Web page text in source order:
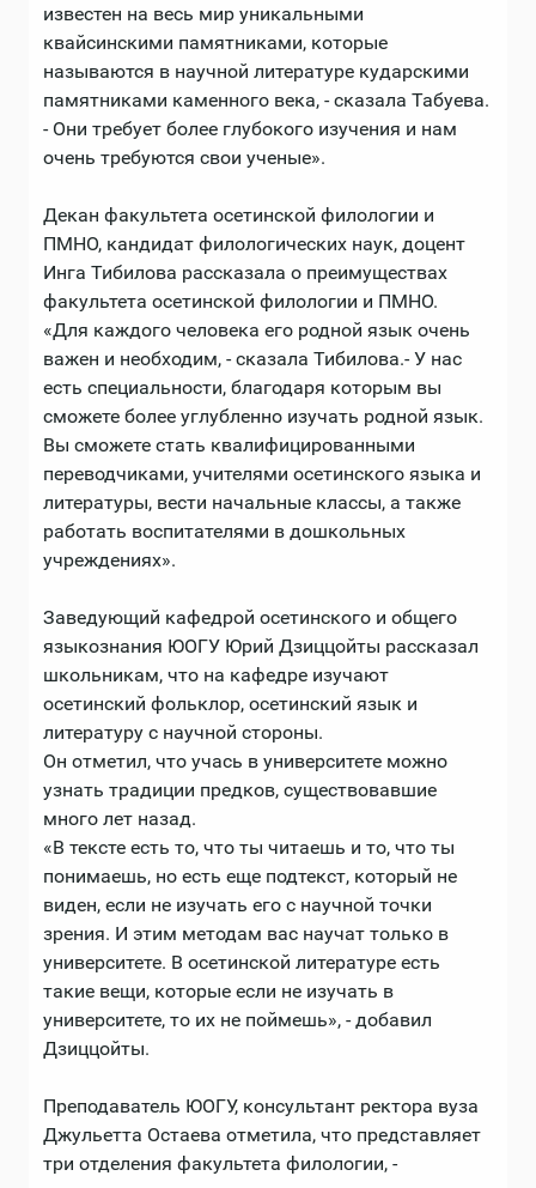
известен на весь мир уникальными
квайсинскими памятниками, которые
называются в научной литературе кударскими
памятниками каменного века, - сказала Табуева.
- Они требует более глубокого изучения и нам
очень требуются свои ученые».
Декан факультета осетинской филологии и
ПМНО, кандидат филологических наук, доцент
Инга Тибилова рассказала о преимуществах
факультета осетинской филологии и ПМНО.
«Для каждого человека его родной язык очень
важен и необходим, - сказала Тибилова.- У нас
есть специальности, благодаря которым вы
сможете более углубленно изучать родной язык.
Вы сможете стать квалифицированными
переводчиками, учителями осетинского языка и
литературы, вести начальные классы, а также
работать воспитателями в дошкольных
учреждениях».
Заведующий кафедрой осетинского и общего
языкознания ЮОГУ Юрий Дзиццойты рассказал
школьникам, что на кафедре изучают
осетинский фольклор, осетинский язык и
литературу с научной стороны.
Он отметил, что учась в университете можно
узнать традиции предков, существовавшие
много лет назад.
«В тексте есть то, что ты читаешь и то, что ты
понимаешь, но есть еще подтекст, который не
виден, если не изучать его с научной точки
зрения. И этим методам вас научат только в
университете. В осетинской литературе есть
такие вещи, которые если не изучать в
университете, то их не поймешь», - добавил
Дзиццойты.
Преподаватель ЮОГУ, консультант ректора вуза
Джульетта Остаева отметила, что представляет
три отделения факультета филологии, -